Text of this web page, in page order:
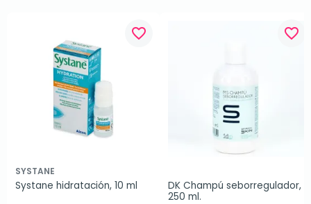
favorite_border
SYSTANE
Systane hidratación, 10 ml
favorite_border
DK Champú seborregulador,
250 ml.